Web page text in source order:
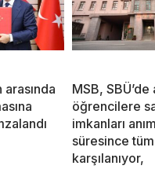
MSB,
öğrencilere
imkanları
süresince
karşılanıyor,